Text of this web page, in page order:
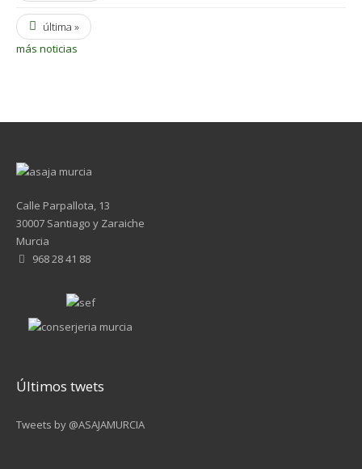
última »
más noticias
Calle Parpallota, 13
30007 Santiago y Zaraiche
Murcia
968 28 41 88
Últimos twets
Tweets by @ASAJAMURCIA